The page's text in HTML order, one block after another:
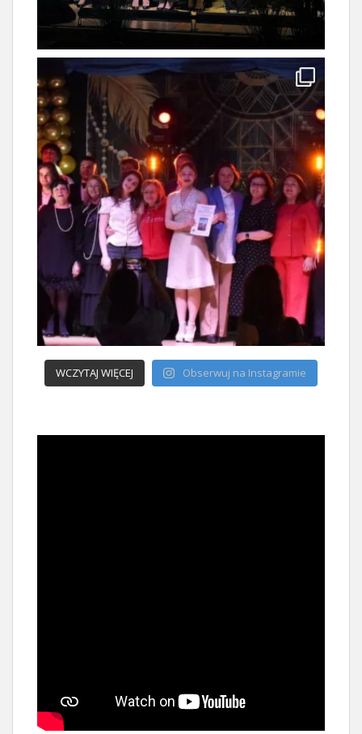
WCZYTAJ WIĘCEJ Obserwuj na Instagramie